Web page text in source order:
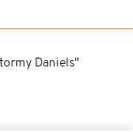
Daniels"